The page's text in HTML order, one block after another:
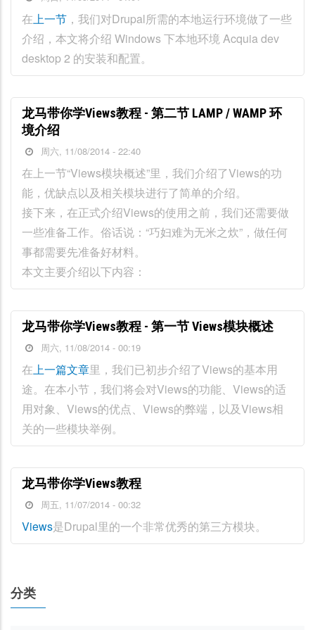
在 上一节 ，我们对Drupal所需的本地运行环境做了一些
介绍，本文将介绍 Windows 下本地环境 Acquia dev
desktop 2 的安装和配置。
龙马带你学Views教程 - 第二节 LAMP / WAMP 环
境介绍
周六, 11/08/2014 - 22:40
在上一节“Views模块概述”里，我们介绍了Views的功
能，优缺点以及相关模块进行了简单的介绍。
接下来，在正式介绍Views的使用之前，我们还需要做
一些准备工作。俗话说：“巧妇难为无米之炊”，做任何
事都需要先准备好材料。
本文主要介绍以下内容：
龙马带你学Views教程 - 第一节 Views模块概述
周六, 11/08/2014 - 00:19
在 上一篇文章里，我们已初步介绍了Views的基本用
途。在本小节，我们将会对Views的功能、Views的适
用对象、Views的优点、Views的弊端，以及Views相
关的一些模块举例。
龙马带你学Views教程
周五, 11/07/2014 - 00:32
Views是Drupal里的一个非常优秀的第三方模块。
分类